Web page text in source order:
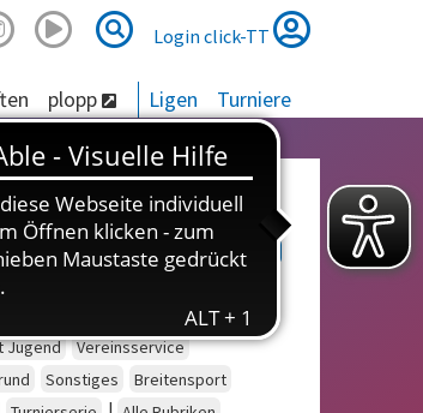
Suche
Suche
Login click-TT
plopp Ligen Turniere
Schulsport
Einzelsport Erwachsene
Jugend
Vereinsservice
Sonstiges
Breitensport